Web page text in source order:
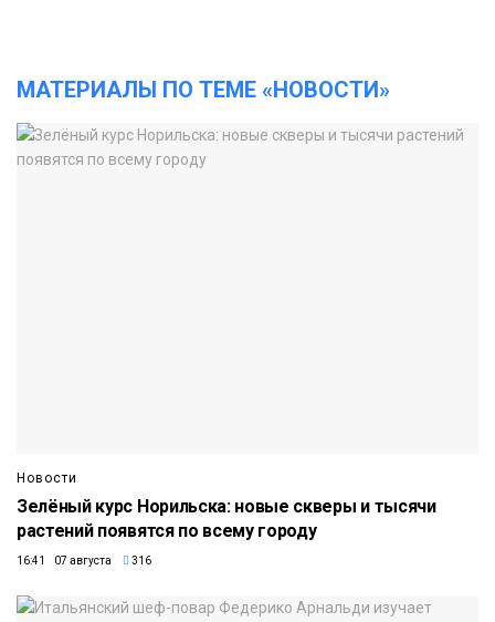
МАТЕРИАЛЫ ПО ТЕМЕ «НОВОСТИ»
Новости
Зелёный курс Норильска: новые скверы и тысячи
растений появятся по всему городу
16:41 07 августа 316